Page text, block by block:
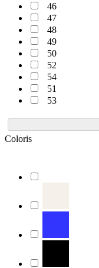
46
47
48
49
50
52
54
51
53
Coloris